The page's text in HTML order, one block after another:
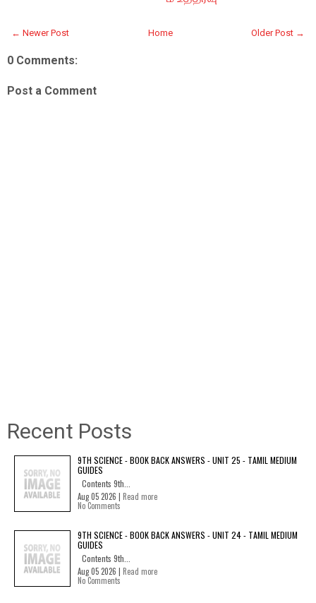
← Newer Post Older Post →
Home
0 Comments:
Post a Comment
Recent Posts
9TH SCIENCE - BOOK BACK ANSWERS - UNIT 25 - TAMIL MEDIUM
GUIDES
Contents 9th...
Aug 05 2026 | Read more
No Comments
9TH SCIENCE - BOOK BACK ANSWERS - UNIT 24 - TAMIL MEDIUM
GUIDES
Contents 9th...
Aug 05 2026 | Read more
No Comments